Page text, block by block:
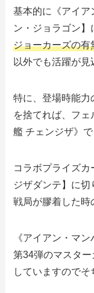
基本的に《アイア
ン・ジョラゴン
ジョーカーズの有
以外でも活躍が見
特に、登場時能力
を捨てれば、フ
艦 チェンジザ》
コラボプライズ
ジザダンテ】に切
戦局が膠着した時
《アイアン・マ
第34弾のマスタ
していますのでそ